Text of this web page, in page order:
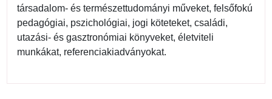
társadalom- és természettudományi műveket, felsőfokú
pedagógiai, pszichológiai, jogi köteteket, családi,
utazási- és gasztronómiai könyveket, életviteli
munkákat, referenciakiadványokat.